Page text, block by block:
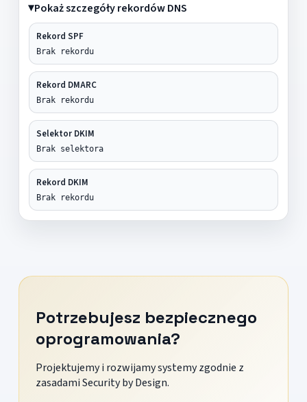
Pokaż szczegóły rekordów DNS
Rekord SPF
Brak rekordu
Rekord DMARC
Brak rekordu
Selektor DKIM
Brak selektora
Rekord DKIM
Brak rekordu
Potrzebujesz bezpiecznego
oprogramowania?
Projektujemy i rozwijamy systemy zgodnie z
zasadami Security by Design.